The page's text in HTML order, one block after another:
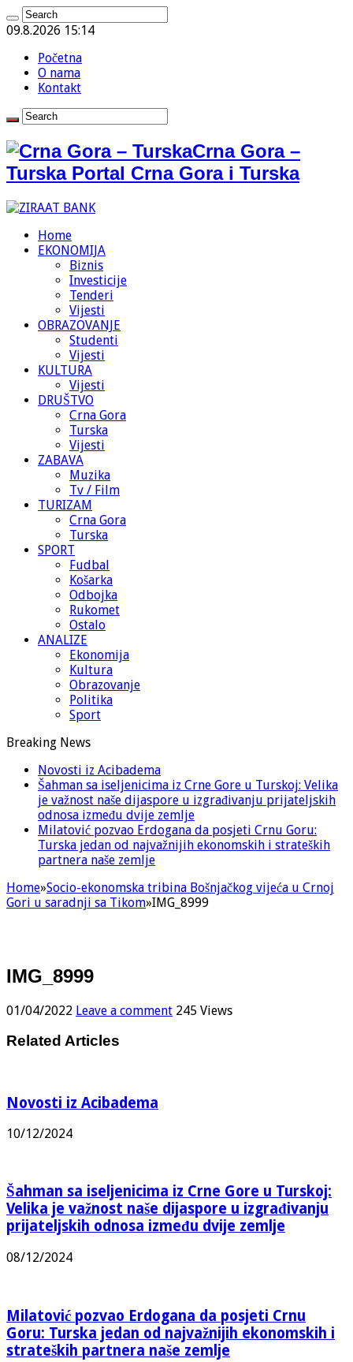
09.8.2026 15:14
Početna
O nama
Kontakt
Crna Gora –
Turska Portal Crna Gora i Turska
Home
EKONOMIJA
Biznis
Investicije
Tenderi
Vijesti
OBRAZOVANJE
Studenti
Vijesti
KULTURA
Vijesti
DRUŠTVO
Crna Gora
Turska
Vijesti
ZABAVA
Muzika
Tv / Film
TURIZAM
Crna Gora
Turska
SPORT
Fudbal
Košarka
Odbojka
Rukomet
Ostalo
ANALIZE
Ekonomija
Kultura
Obrazovanje
Politika
Sport
Breaking News
Novosti iz Acibadema
Šahman sa iseljenicima iz Crne Gore u Turskoj: Velika
je važnost naše dijaspore u izgrađivanju prijateljskih
odnosa između dvije zemlje
Milatović pozvao Erdogana da posjeti Crnu Goru:
Turska jedan od najvažnijih ekonomskih i strateških
partnera naše zemlje
Home»Socio-ekonomska tribina Bošnjačkog vijeća u Crnoj
Gori u saradnji sa Tikom»IMG_8999
IMG_8999
01/04/2022 Leave a comment 245 Views
Related Articles
Novosti iz Acibadema
10/12/2024
Šahman sa iseljenicima iz Crne Gore u Turskoj:
Velika je važnost naše dijaspore u izgrađivanju
prijateljskih odnosa između dvije zemlje
08/12/2024
Milatović pozvao Erdogana da posjeti Crnu
Goru: Turska jedan od najvažnijih ekonomskih i
strateških partnera naše zemlje